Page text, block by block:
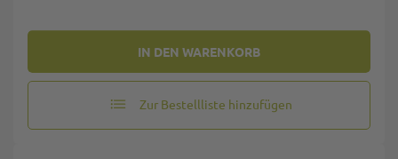
IN DEN WARENKORB
Zur Bestellliste hinzufügen